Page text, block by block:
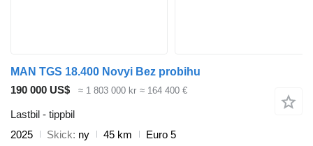
MAN TGS 18.400 Novyi Bez probihu
190 000 US$
≈ 1 803 000 kr ≈ 164 400 €
Lastbil - tippbil
2025
Skick ny 45 km
Euro 5